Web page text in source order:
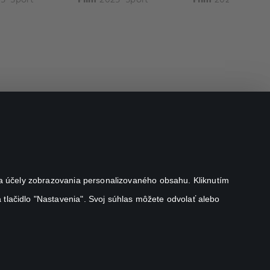
zobrazovania personalizovaného obsahu. Kliknutím
"Nastavenia". Svoj súhlas môžete odvolať alebo